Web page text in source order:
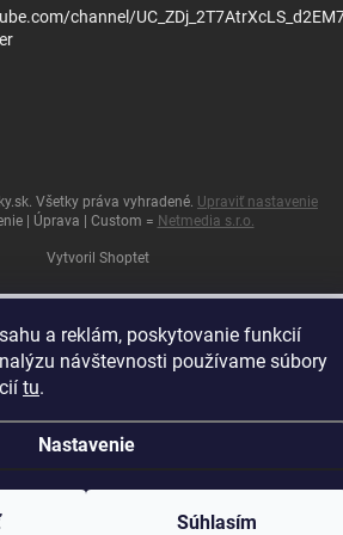
a reklám, poskytovanie funkcií
návštevnosti používame súbory
tu.
Nastavenie
Súhlasím
channel/
Vytvoril Shoptet
. Všetky práva vyhradené. Upraviť nastavenie
| Úprava | Custom = Netmedia s.r.o.